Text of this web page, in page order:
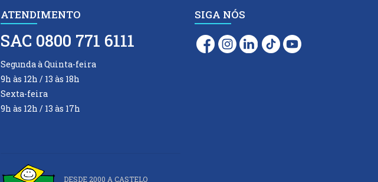
ATENDIMENTO
SAC 0800 771 6111
Segunda à Quinta-feira
9h às 12h / 13 às 18h
Sexta-feira
9h às 12h / 13 às 17h
DESDE 2000 A CASTELO
SIGA NÓS